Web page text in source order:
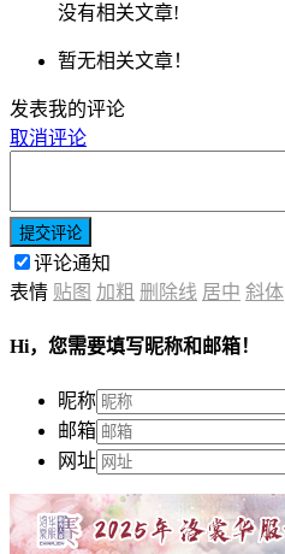
没有相关文章!
暂无相关文章！
发表我的评论
取消评论
提交评论
评论通知
表情 贴图 加粗 删除线 居中 斜体
Hi，您需要填写昵称和邮箱！
昵称
邮箱
网址